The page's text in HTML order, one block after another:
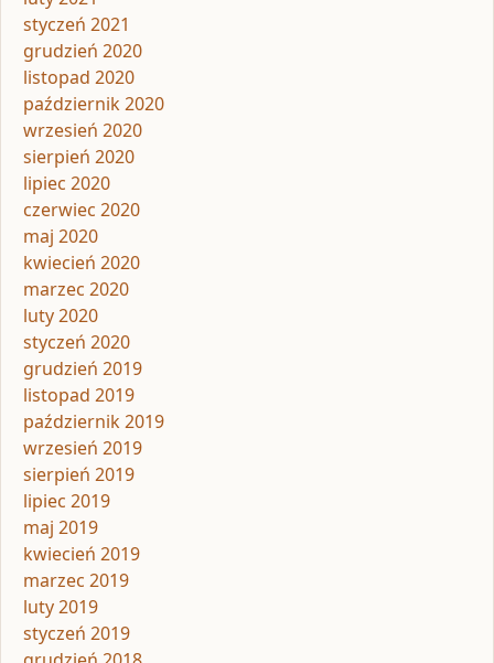
styczeń 2021
grudzień 2020
listopad 2020
październik 2020
wrzesień 2020
sierpień 2020
lipiec 2020
czerwiec 2020
maj 2020
kwiecień 2020
marzec 2020
luty 2020
styczeń 2020
grudzień 2019
listopad 2019
październik 2019
wrzesień 2019
sierpień 2019
lipiec 2019
maj 2019
kwiecień 2019
marzec 2019
luty 2019
styczeń 2019